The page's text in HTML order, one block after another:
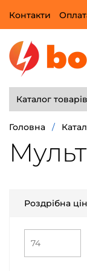
Контакти
Каталог товарів
Головна /
Роздрібна